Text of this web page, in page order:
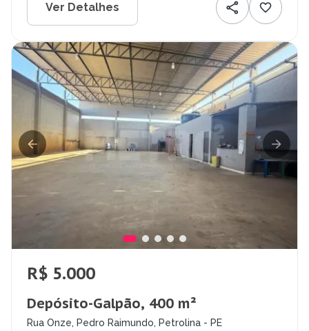
Ver Detalhes
R$ 5.000
Depósito-Galpão, 400 m²
Rua Onze, Pedro Raimundo, Petrolina - PE